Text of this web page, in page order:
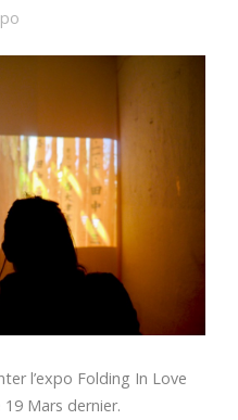
l’expo Folding In Love
Mars dernier.